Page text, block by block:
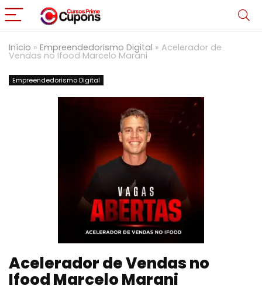
Início » Empreendedorismo Digital » Acelerador de
Vendas no Ifood Marcelo Marani
Empreendedorismo Digital
Acelerador de Vendas no
Ifood Marcelo Marani